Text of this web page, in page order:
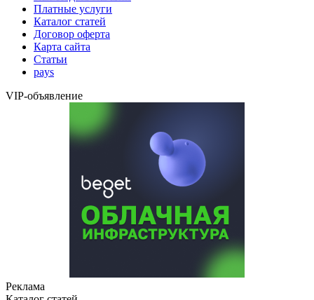
Платные услуги
Каталог статей
Договор оферта
Карта сайта
Статьи
pays
VIP-объявление
Реклама